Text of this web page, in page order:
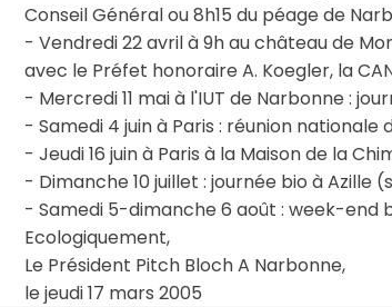
Conseil Général ou 8h15 du péage de
- Vendredi 22 avril à 9h au château de
avec le Préfet honoraire A. Koegler, la
- Mercredi 11 mai à l'IUT de Narbonne :
- Samedi 4 juin à Paris : réunion nationale
- Jeudi 16 juin à Paris à la Maison de la
- Dimanche 10 juillet : journée bio à Azille
- Samedi 5-dimanche 6 août : week-end
Ecologiquement,
Le Président Pitch Bloch A Narbonne,
le jeudi 17 mars 2005